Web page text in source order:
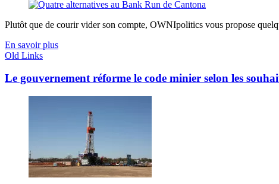
Plutôt que de courir vider son compte, OWNIpolitics vous propose
En savoir plus
Old Links
Le gouvernement réforme le code minier selon les